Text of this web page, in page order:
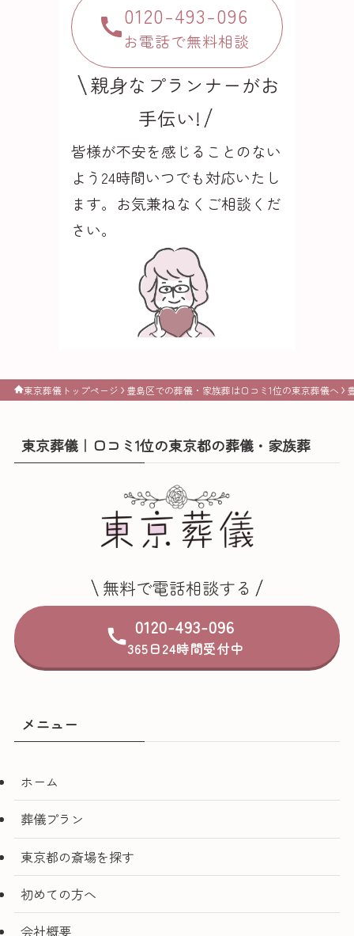
親身なプランナーがお
手伝い!
皆様が不安を感じることのない
よう24時間いつでも対応いたし
ます。お気兼ねなくご相談くだ
さい。
0120-493-096
お電話で無料相談
東京葬儀トップページ 豊島区での葬儀・家族葬は口コミ1位の東京葬儀へ
東京葬儀｜口コミ1位の東京都の葬儀・家族葬
無料で電話相談する
0120-493-096
365日24時間受付中
メニュー
ホーム
葬儀プラン
東京都の斎場を探す
初めての方へ
会社概要